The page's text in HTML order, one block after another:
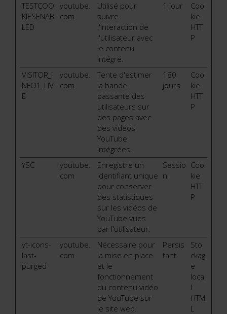
TESTCOO
KIESENAB
LED
youtube.
com
Utilisé pour
suivre
l'interaction de
l'utilisateur avec
le contenu
intégré.
1 jour
Coo
kie
HTT
P
VISITOR_I
NFO1_LIV
E
youtube.
com
Tente d'estimer
la bande
passante des
utilisateurs sur
des pages avec
des vidéos
YouTube
intégrées.
180
jours
Coo
kie
HTT
P
YSC
youtube.
com
Enregistre un
identifiant unique
pour conserver
des statistiques
sur les vidéos de
YouTube vues
par l'utilisateur.
Sessio
n
Coo
kie
HTT
P
yt-icons-
last-
purged
youtube.
com
Nécessaire pour
la mise en place
et le
fonctionnement
du contenu vidéo
de YouTube sur
le site web.
Persis
tant
Sto
ckag
e
loca
l
HTM
L